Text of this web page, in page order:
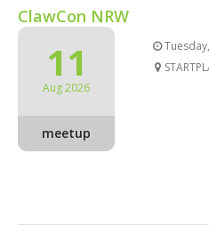
ClawCon NRW
11
Aug 2026
meetup